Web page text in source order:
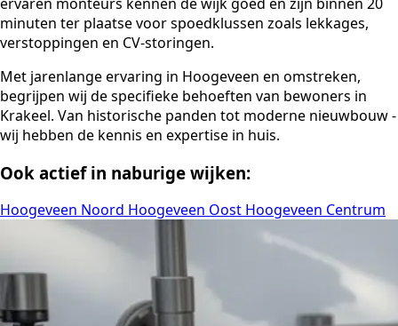
minuten ter plaatse voor spoedklussen zoals lekkages,
verstoppingen en CV-storingen.
Met jarenlange ervaring in Hoogeveen en omstreken,
begrijpen wij de specifieke behoeften van bewoners in
Krakeel. Van historische panden tot moderne nieuwbouw -
wij hebben de kennis en expertise in huis.
Ook actief in naburige wijken:
Hoogeveen Noord Hoogeveen Oost Hoogeveen Centrum